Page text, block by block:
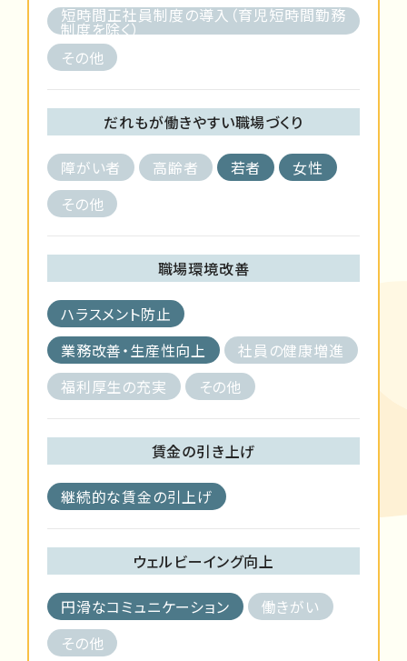
短時間正社員制度の導入（育児短時間勤務
制度を除く）
その他
だれもが働きやすい職場づくり
障がい者 高齢者 若者
女性
その他
職場環境改善
ハラスメント防止
業務改善・生産性向上
社員の健康増進
福利厚生の充実
その他
賃金の引き上げ
継続的な賃金の引上げ
ウェルビーイング向上
円滑なコミュニケーション
働きがい
その他